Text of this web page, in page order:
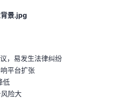
，易发生法律纠纷
平台扩张
低
险大